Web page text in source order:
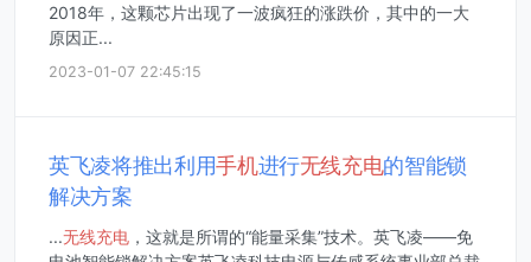
2018年，这颗芯片出现了一波疯狂的涨跌价，其中的一大
原因正...
2023-01-07 22:45:15
英飞凌将推出利用手机进行无线充电的智能锁
解决方案
...无线充电 ，这就是所谓的“能量采集”技术。英飞凌——免